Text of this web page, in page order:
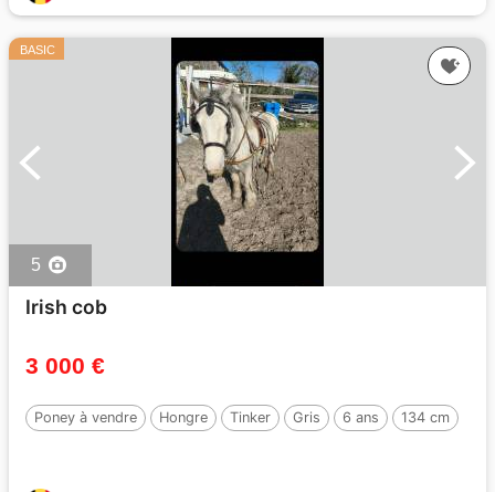
BASIC
5
Irish cob
3 000 €
Poney à vendre Hongre Tinker Gris 6 ans 134 cm